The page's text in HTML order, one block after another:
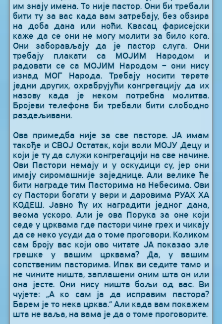
им знају имена. То није пастор. Они би требали
бити ту за вас када вам затребају, без обзира
на доба дана или ноћи. Квасац фарисејски
каже да се они не могу молити за било кога.
Они заборављају да је пастор слуга. Они
требају плакати са МОЈИМ Народом и
радовати се са МОЈИМ Народом – они нису
изнад МОГ Народа. Требају носити терете
једни других, охрабрујући конгрегацију да их
назову када је неком потребна молитва.
Бројеви телефона би требали бити слободно
раздељивани.
Ова примедба није за све пасторе. ЈА имам
такође и СВОЈ Остатак, који воли МОЈУ Децу и
који је ту да служи конгрегацији на све начине.
Ови Пастори немају и у оскудици су, јер они
имају сиромашније заједнице. Али велике ће
бити награде тим Пасторима на Небесима. Ови
су Пастори богати у вери и даровима РУАХ ХА
КОДЕШ. Јавно ћу их наградити једног дана,
веома ускоро. Али је ова Порука за оне који
седе у црквама где пастори чине грех и чикају
да се неко усуди да о томе проговори. Коликом
сам броју вас који ово читате ЈА показао зле
грешке у вашим црквама? Да, у вашим
сопственим пасторима. Ипак ви седите тамо и
не чините ништа, заплашени оним шта он или
она јесте. Они нису ништа бољи од вас. Ви
чујете: „А ко сам ја да исправим пастора?
Барем је то нека црква.“ Али када вам покажем
шта не ваља, на вама је да о томе проговорите.